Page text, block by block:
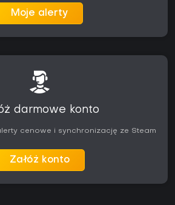
Moje alerty
darmowe konto
cenowe i synchronizację ze Steam
Załóż konto